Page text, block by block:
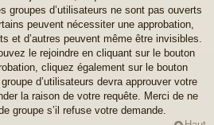
groupes d’utilisateurs ne sont pas ouverts
peuvent nécessiter une approbation,
et d’autres peuvent même être invisibles.
le rejoindre en cliquant sur le bouton
cliquez également sur le bouton
d’utilisateurs devra approuver votre
la raison de votre requête. Merci de ne
groupe s’il refuse votre demande.